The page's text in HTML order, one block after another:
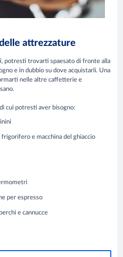
attrezzature
potresti trovarti spaesato di fronte alla
e in dubbio su dove acquistarli. Una
nelle altre caffetterie e
cui potresti aver bisogno:
e macchina del ghiaccio
per espresso
e cannucce